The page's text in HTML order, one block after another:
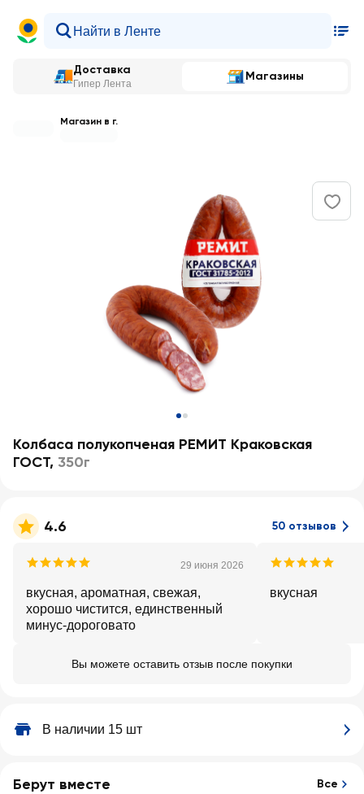
Доставка
Гипер Лента
Магазины
Магазин в г.
Колбаса полукопченая РЕМИТ Краковская
ГОСТ, 350г
4.6 50 отзывов
29 июня 2026
вкусная, ароматная, свежая,
хорошо чистится, единственный
минус-дороговато
вкусная
Вы можете оставить отзыв после покупки
В наличии 15 шт
Берут вместе Все